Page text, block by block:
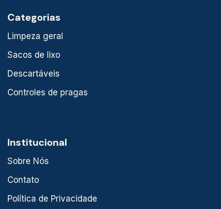
Categorias
Limpeza geral
Sacos de lixo
Descartáveis
Controles de pragas
Institucional
Sobre Nós
Contato
Política de Privacidade